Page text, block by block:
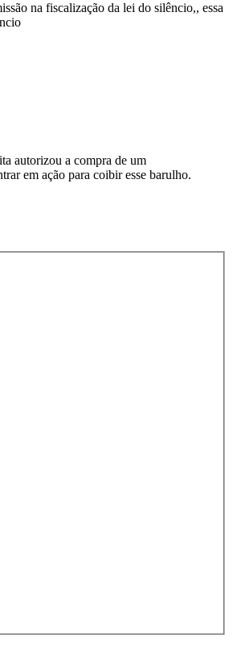
na fiscalização da lei do silêncio,, essa
autorizou a compra de um
em ação para coibir esse barulho.